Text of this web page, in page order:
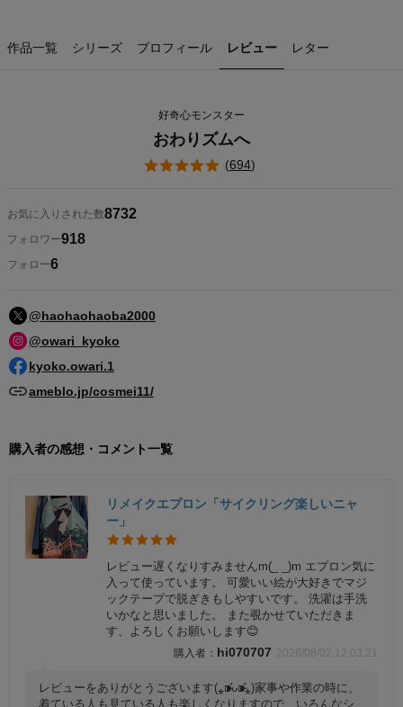
作品一覧 シリーズ プロフィール レビュー レター
好奇心モンスター
おわりズムへ
(694)
お気に入りされた数8732
フォロワー918
フォロー6
@haohaohaoba2000
@owari_kyoko
kyoko.owari.1
ameblo.jp/cosmei11/
購入者の感想・コメント一覧
リメイクエプロン「サイクリング楽しいニャ
ー」
レビュー遅くなりすみませんm(_ _)m エプロン気に
入って使っています。 可愛いい絵が大好きでマジ
ックテープで脱ぎきもしやすいです。 洗濯は手洗
いかなと思いました。 また覗かせていただきま
す、よろしくお願いします😊
hi070707 2026/08/02 12:03:21
レビューをありがとうございます(⁎⁍̴̛ᴗ⁍̴̛⁎)家事や作業の時に、
着ている人も見ている人も楽しくなりますので、いろんなシ